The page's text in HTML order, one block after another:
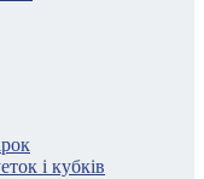
і кубків